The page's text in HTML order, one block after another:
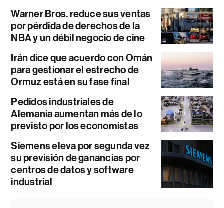
Warner Bros. reduce sus ventas
por pérdida de derechos de la
NBA y un débil negocio de cine
Irán dice que acuerdo con Omán
para gestionar el estrecho de
Ormuz está en su fase final
Pedidos industriales de
Alemania aumentan más de lo
previsto por los economistas
Siemens eleva por segunda vez
su previsión de ganancias por
centros de datos y software
industrial